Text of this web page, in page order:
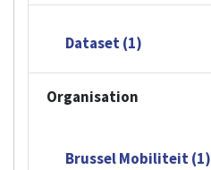
Dataset (1)
Organisation
Brussel Mobiliteit (1)